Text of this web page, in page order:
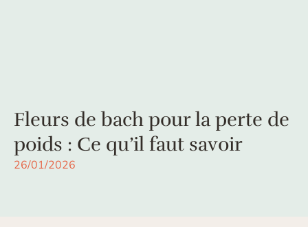
Fleurs de bach pour la perte de
poids : Ce qu’il faut savoir
26/01/2026